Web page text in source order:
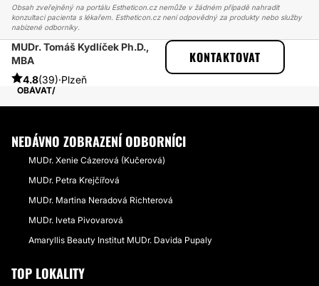
Obsah zveřejněný na portálu Estheticon.cz nemůže v žádném případě nahradit
konzultaci pacienta s lékařem. Estheticon.cz není odpovědný za produkty nebo služby
nabízené odborníky.
MUDr. Tomáš Kydlíček Ph.D.,
MBA
4.8(39)·Plzeň
KONTAKTOVAT
ESTHETICON
PŘÍBĚHY
PŘÍBĚHY TÝKAJÍCÍ SE ZÁKROKU OTOPLASTIKA
OPERACE UŠÍ, MOHU S JISTOTOU SDĚLIT, ŽE SE NENÍ ČEHO
OBÁVAT
NEDÁVNO ZOBRAZENÍ ODBORNÍCI
MUDr. Xenie Cázerová (Kučerová)
MUDr. Petra Krejčířová
MUDr. Martina Neradová Richterová
MUDr. Iveta Pivovarová
Amaryllis Beauty Institut MUDr. Davida Pupaly
TOP LOKALITY